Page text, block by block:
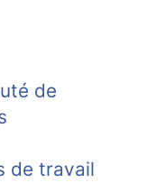
de
de travail